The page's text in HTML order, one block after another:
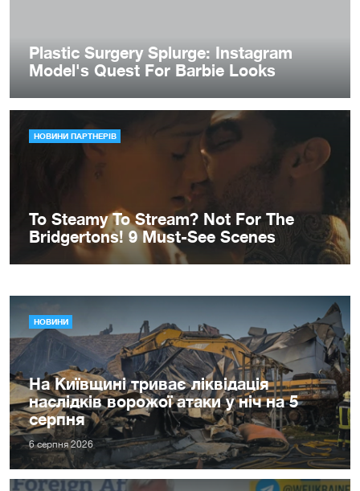
НОВИНИ
На Київщині триває ліквідація
наслідків ворожої атаки у ніч на 5
серпня
6 серпня 2026